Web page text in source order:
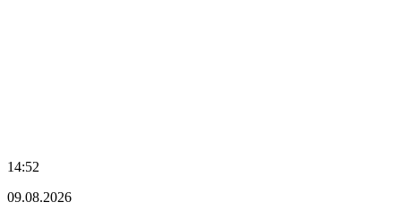
14:52
09.08.2026